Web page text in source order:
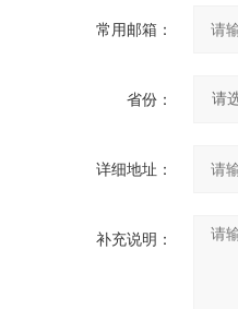
常用邮箱：
省份：
详细地址：
补充说明：